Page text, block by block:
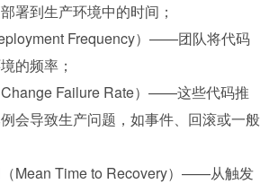
署到生产环境中的时间；
Frequency）——团队将代码
的频率；
Failure Rate）——这些代码推
会导致生产问题，如事件、回滚或一般
Mean Time to Recovery）——从触发